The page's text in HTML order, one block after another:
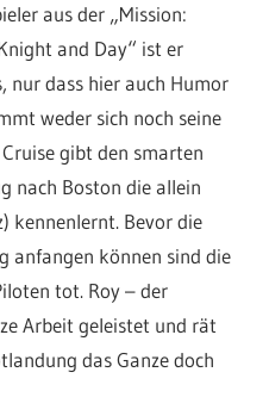
aus der „Mission:
and Day“ ist er
nur dass hier auch Humor
weder sich noch seine
gibt den smarten
nach Boston die allein
kennenlernt. Bevor die
anfangen können sind die
tot. Roy – der
Arbeit geleistet und rät
das Ganze doch